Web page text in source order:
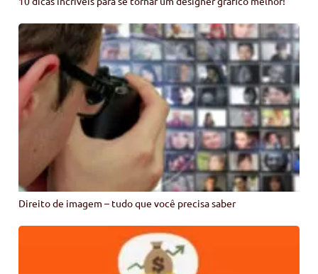
Direito de imagem – tudo que você precisa saber